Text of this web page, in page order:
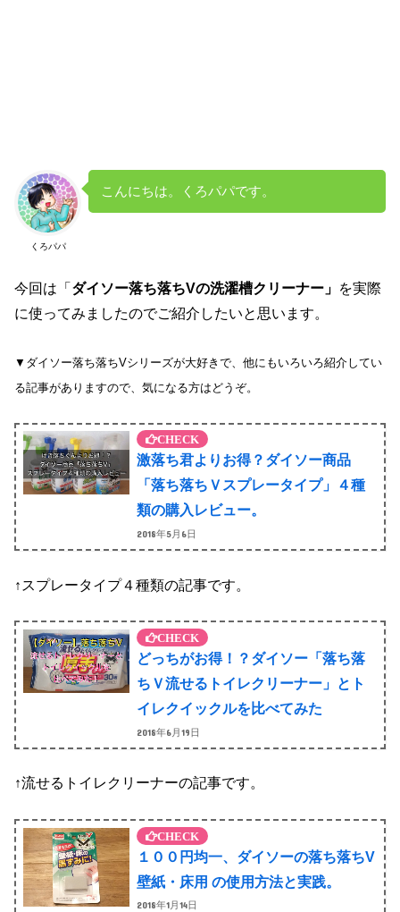
くろパパ
こんにちは。くろパパです。
今回は「ダイソー落ち落ちVの洗濯槽クリーナー」 を実際
に使ってみましたのでご紹介したいと思います。
▼ダイソー落ち落ちVシリーズが大好きで、他にもいろいろ紹介してい
る記事がありますので、気になる方はどうぞ。
激落ち君よりお得？ダイソー商品
「落ち落ちＶスプレータイプ」４種
類の購入レビュー。
2018年5月6日
↑スプレータイプ４種類の記事です。
どっちがお得！？ダイソー「落ち落
ちＶ流せるトイレクリーナー」とト
イレクイックルを比べてみた
2018年6月19日
↑流せるトイレクリーナーの記事です。
１００円均一、ダイソーの落ち落ちV
壁紙・床用 の使用方法と実践。
2018年1月14日